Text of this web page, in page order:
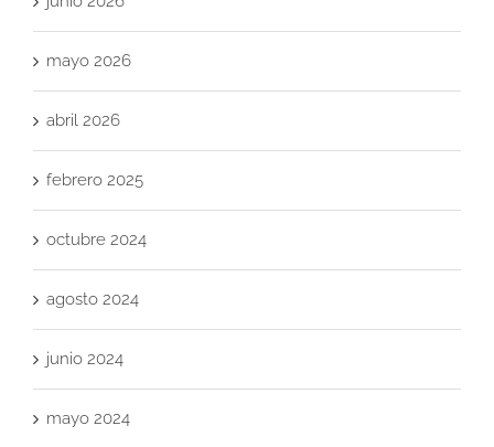
mayo 2026
abril 2026
febrero 2025
octubre 2024
agosto 2024
junio 2024
mayo 2024